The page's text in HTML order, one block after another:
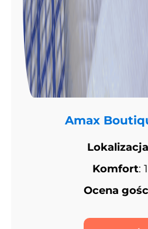
Amax
Lokalizacja
Komfort:
Ocena